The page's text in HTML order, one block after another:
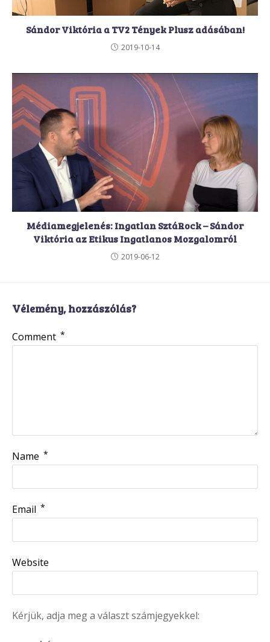
Sándor Viktória a TV2 Tények Plusz adásában!
2019-10-14
Médiamegjelenés: Ingatlan SztáRock – Sándor
Viktória az Etikus Ingatlanos Mozgalomról
2019-06-12
Vélemény, hozzászólás?
Comment *
Name *
Email *
Website
Kérjük, adja meg a választ számjegyekkel: